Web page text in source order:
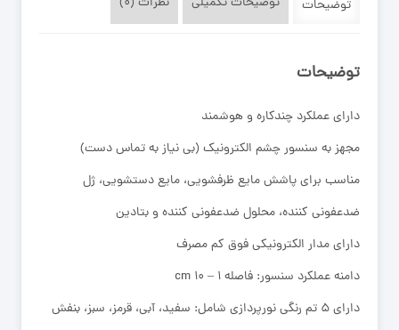
توضیحات
توضیحات
دارای عملکرد چندکاره و هوشمند
مجهز به سنسور چشم الکترونیک (بی نیاز به تماس دست)
مناسب برای پاشش مایع ظرفشویی، مایع دستشویی، ژل
ضدعفونی کننده، محلول ضدعفونی کننده و بتادین
دارای مدار الکترونیکی فوق کم مصرف
دامنه عملکرد سنسور: فاصله 1 – 10 cm
دارای ۵ تم رنگی نورپردازی شامل: سفید، آبی، قرمز، سبز، بنفش